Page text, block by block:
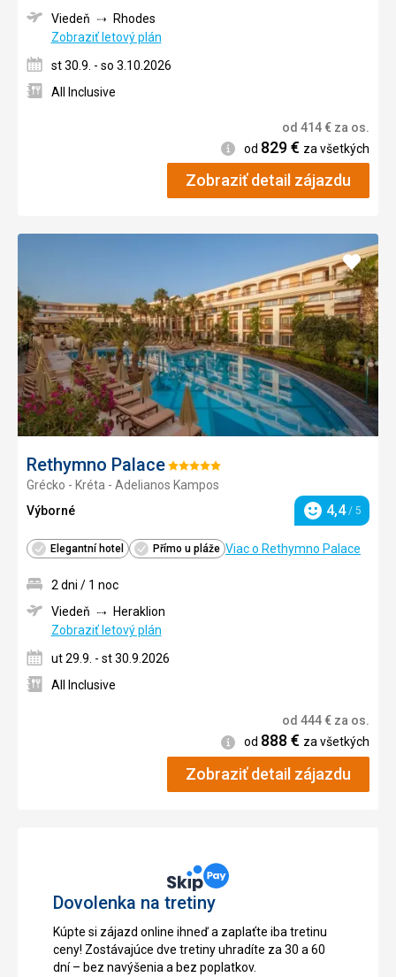
Viedeň
Rhodes
Zobraziť letový plán
st 30.9. - so 3.10.2026
All Inclusive
od 414€ za os.
Informácie
od 829€ za všetkých
Zobraziť detail zájazdu
Rethymno PalaceHodnotenie:
5/5
Grécko - Kréta - Adelianos Kampos
Výborné
Hodnotenie
4,4/ 5
Elegantní hotel Přímo u pláže Viac o Rethymno Palace
Pridať
do
2 dni / 1 noc
Viedeň
Heraklion
Zobraziť letový plán
ut 29.9. - st 30.9.2026
All Inclusive
od 444€ za os.
Informácie
od 888 € za všetkých
Zobraziť detail zájazdu
Dovolenka na tretiny
Kúpte si zájazd online ihneď a zaplaťte iba tretinu
ceny! Zostávajúce dve tretiny uhradíte za 30 a 60
dní – bez navýšenia a bez poplatkov.